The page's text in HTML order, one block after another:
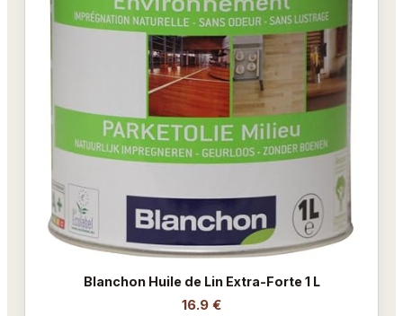
Blanchon Huile de Lin Extra-Forte 1 L
16.9 €